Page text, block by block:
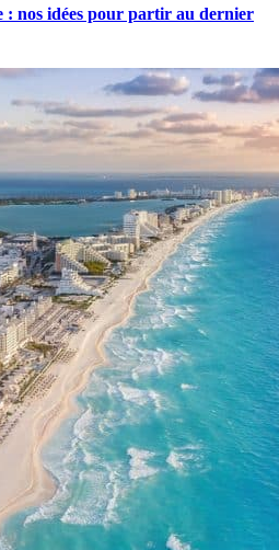
: nos idées pour partir au dernier